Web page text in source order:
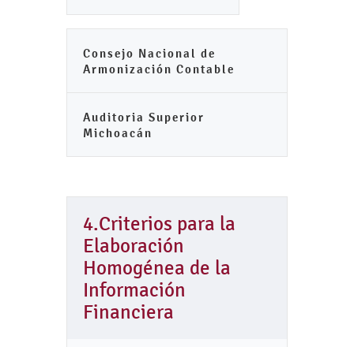
Consejo Nacional de
Armonización Contable
Auditoria Superior
Michoacán
4.Criterios para la
Elaboración
Homogénea de la
Información
Financiera